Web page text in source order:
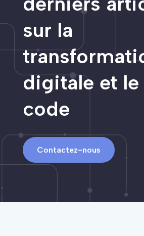
sur la
digitale et le
code
Contactez-nous